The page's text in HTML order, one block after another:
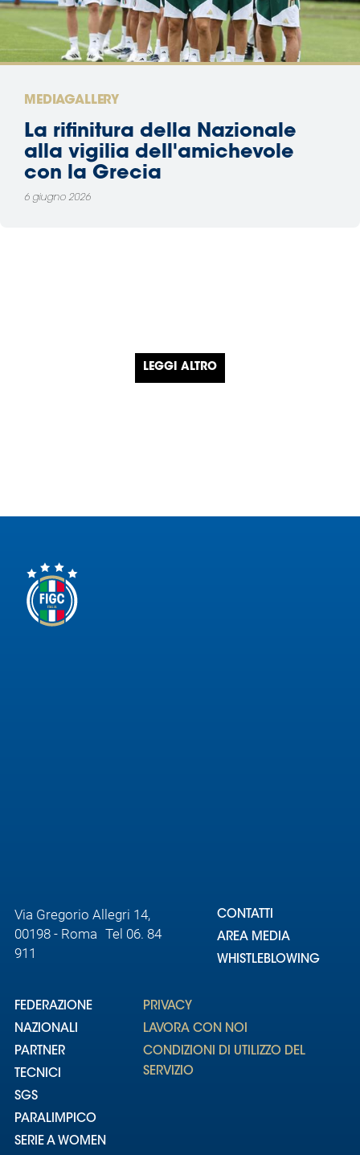
MEDIAGALLERY
La rifinitura della Nazionale
alla vigilia dell'amichevole
con la Grecia
6 giugno 2026
LEGGI ALTRO
Via Gregorio Allegri 14,
00198 - Roma Tel 06. 84
911
CONTATTI
AREA MEDIA
WHISTLEBLOWING
FEDERAZIONE
NAZIONALI
PARTNER
TECNICI
SGS
PARALIMPICO
SERIE A WOMEN
PRIVACY
LAVORA CON NOI
CONDIZIONI DI UTILIZZO DEL
SERVIZIO